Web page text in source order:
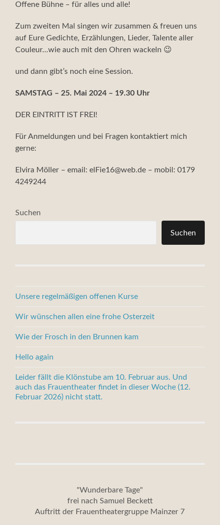
Offene Bühne – für alles und alle!
Zum zweiten Mal singen wir zusammen & freuen uns
auf Eure Gedichte, Erzählungen, Lieder, Talente aller
Couleur…wie auch mit den Ohren wackeln 😉
und dann gibt’s noch eine Session.
SAMSTAG – 25. Mai 2024 – 19.30 Uhr
DER EINTRITT IST FREI!
Für Anmeldungen und bei Fragen kontaktiert mich
gerne:
Elvira Möller – email: elFie16@web.de – mobil: 0179
4249244
Suchen
Suchen
Unsere regelmäßigen offenen Kurse
Wir wünschen allen eine frohe Osterzeit
Wie der Frosch in den Brunnen kam
Hello again
Leider fällt die Klönstube am 10. Februar aus. Und
auch das Frauentheater findet in dieser Woche (12.
Februar 2026) nicht statt.
"Wunderbare Tage"
frei nach Samuel Beckett
Auftritt der Frauentheatergruppe Mainzer 7